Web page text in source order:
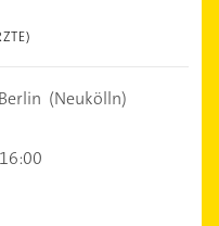
(Neukölln)